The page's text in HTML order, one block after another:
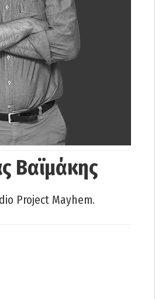
Βαϊμάκης
Project Mayhem.